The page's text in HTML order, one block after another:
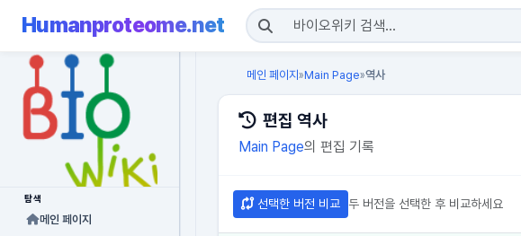
Humanproteome.net
탐색
메인 페이지
메인 페이지 »Main Page»역사
편집 역사
Main Page의 편집 기록
선택한 버전 비교 두 버전을 선택한 후 비교하세요